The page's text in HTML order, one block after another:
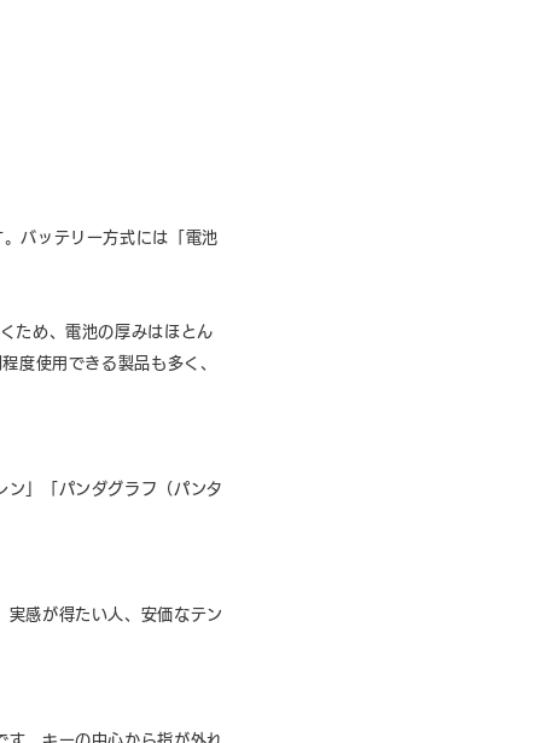
バッテリー方式には「電池
ため、電池の厚みはほとん
度使用できる製品も多く、
」「パンダグラフ（パンタ
感が得たい人、安価なテン